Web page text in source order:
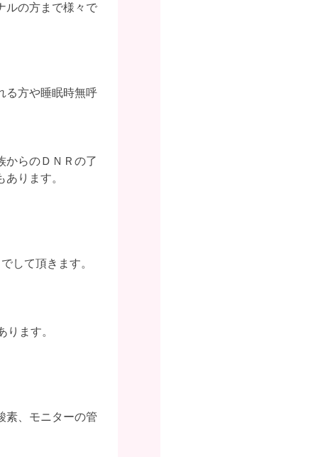
ルの方まで様々で
る方や睡眠時無呼
からのＤＮＲの了
ります。
して頂きます。
ます。
素、モニターの管